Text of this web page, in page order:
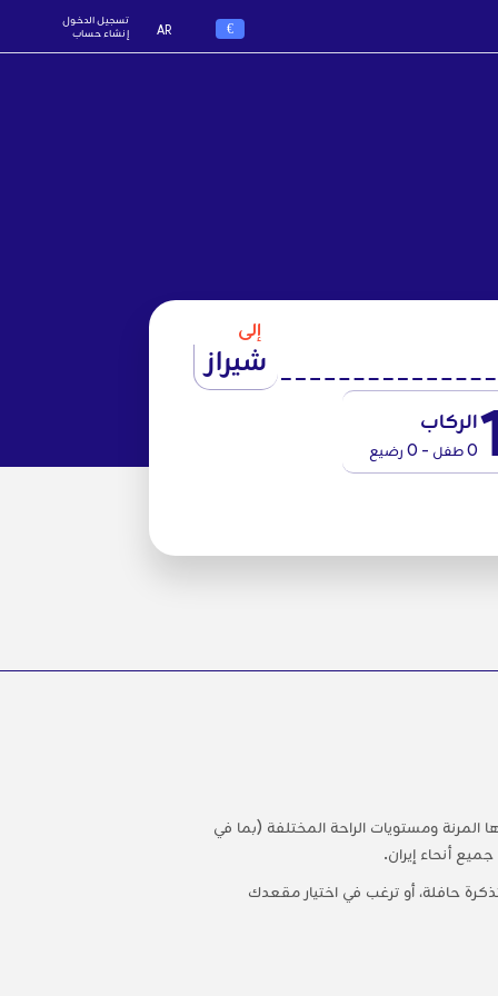
€
AR
تسجيل الدخول
إنشاء حساب
إلى
شيراز
الركاب
0 طفل - 0 رضيع
المرنة ومستويات الراحة المختلفة (بما في
أنحاء إيران.
حافلة، أو ترغب في اختيار مقعدك